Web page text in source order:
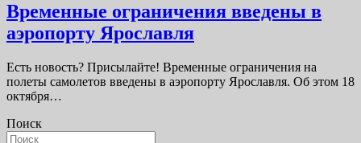
Временные ограничения введены в
аэропорту Ярославля
Есть новость? Присылайте! Временные ограничения на
полеты самолетов введены в аэропорту Ярославля. Об этом 18
октября…
Поиск